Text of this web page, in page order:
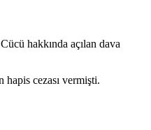
hakkında açılan dava
cezası vermişti.